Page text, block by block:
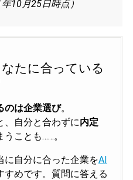
10月25日時点）
たに合っている
のは企業選び。
、自分と合わずに内定
ことも……。
に自分に合った企業をAI
すめです。質問に答える